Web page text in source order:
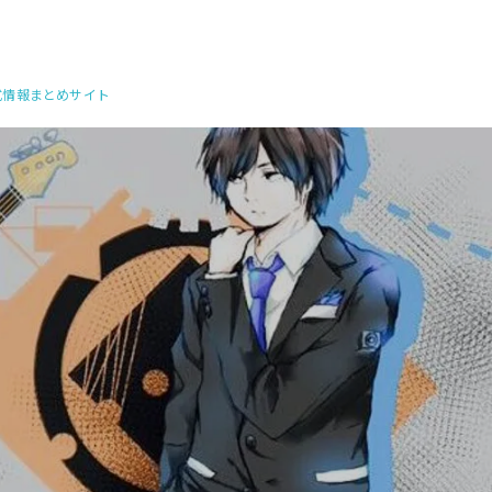
報まとめサイト